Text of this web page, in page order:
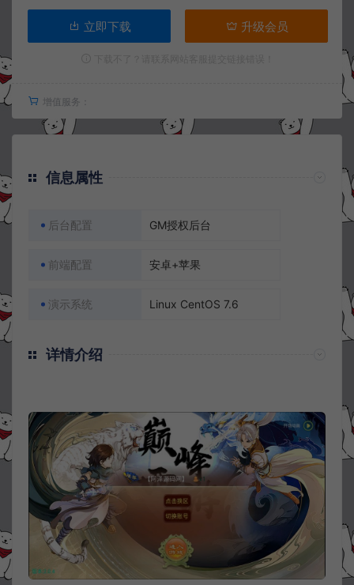
立即下载 升级会员
增值服务：
信息属性
后台配置 GM授权后台
前端配置 安卓+苹果
演示系统 Linux CentOS 7.6
详情介绍